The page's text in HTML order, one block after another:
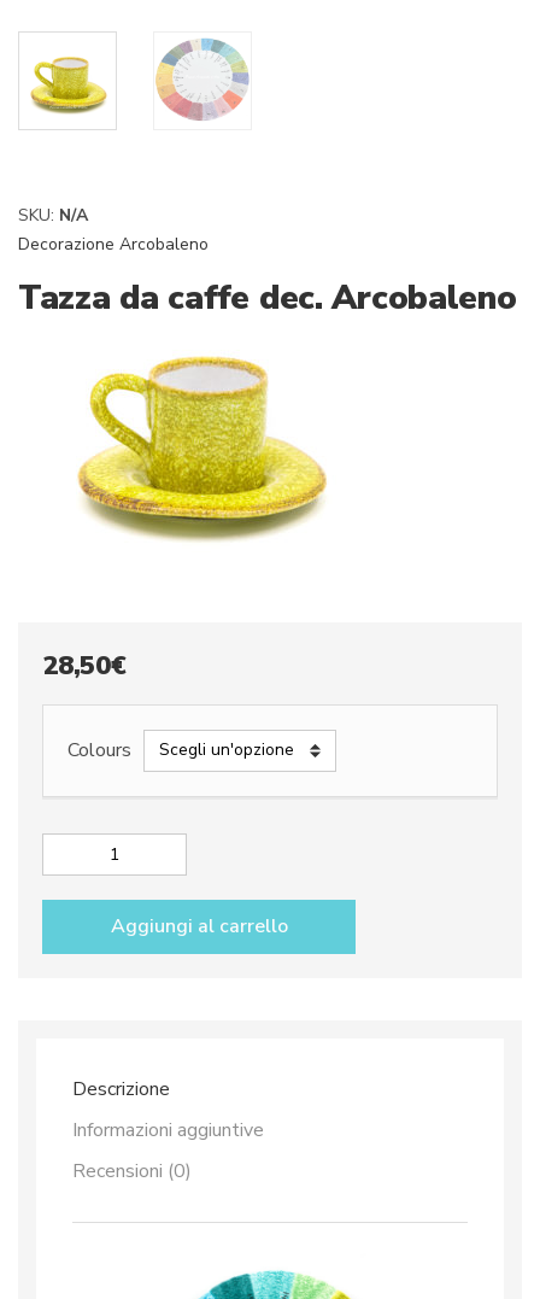
SKU: N/A
Decorazione Arcobaleno
Tazza da caffe dec. Arcobaleno
28,50€
Colours
Arcobaleno
Aggiungi al carrello
Descrizione
Informazioni aggiuntive
Recensioni (0)